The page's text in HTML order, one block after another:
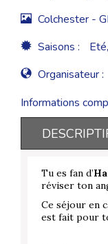
Colchester -
Saisons :
Organisateur :
Informations
Tu es fan d’
réviser ton
Ce séjour en
est fait pour